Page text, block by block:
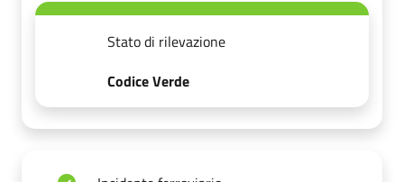
Stato di rilevazione
Codice Verde